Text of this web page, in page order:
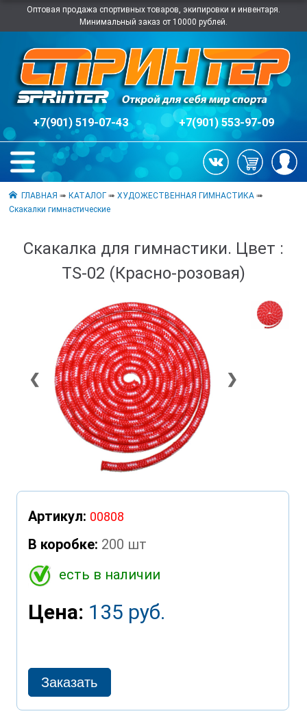
Оптовая продажа спортивных товаров, экипировки и инвентаря.
Минимальный заказ от 10000 рублей.
+7(901) 519-07-43 +7(901) 553-97-09
ГЛАВНАЯ ➠КАТАЛОГ ➠ХУДОЖЕСТВЕННАЯ ГИМНАСТИКА ➠
Скакалки гимнастические
Скакалка для гимнастики. Цвет :
TS-02 (Красно-розовая)
❮ ❯
Артикул: 00808
В коробке: 200 шт
есть в наличии
Цена: 135 руб.